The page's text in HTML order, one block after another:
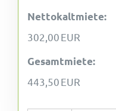
Nettokaltmiete:
302,00 EUR
Gesamtmiete:
443,50 EUR